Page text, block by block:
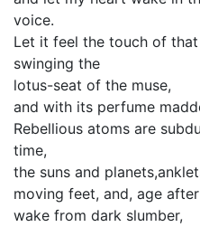
voice.
Let it feel the touch of
swinging the
lotus-seat of the muse,
and with its perfume
Rebellious atoms are
time,
the suns and
moving feet, and, age
wake from dark slumber,